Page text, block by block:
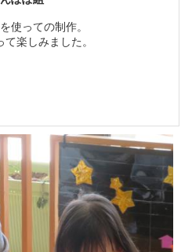
使っての制作。
楽しみました。